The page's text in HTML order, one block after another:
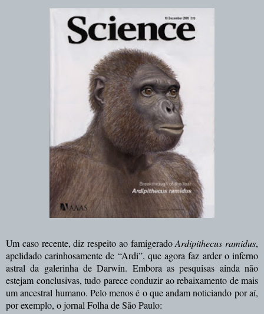
Um caso recente, diz respeito ao famigeradoArdipithecus ramidus,
apelidado carinhosamente de “Ardi”, que agora faz arder o inferno
astral da galerinha de Darwin. Embora as pesquisas ainda não
estejam conclusivas, tudo parece conduzir ao rebaixamento de mais
um ancestral humano. Pelo menos é o que andam noticiando por aí,
por exemplo, o jornal Folha de São Paulo: